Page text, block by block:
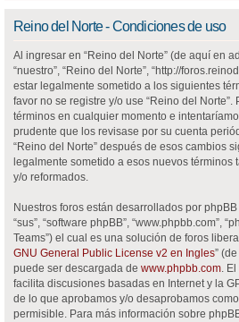
Reino del Norte - Condiciones de uso
Al ingresar en “Reino del Norte” (de aquí en
“nuestro”, “Reino del Norte”, “http://
estar legalmente sometido a los siguientes
favor no se registre y/o use “Reino del
términos en cualquier momento e
prudente que los revisase por su cuenta
“Reino del Norte” después de esos cambios
legalmente sometido a esos nuevos términos
y/o reformados.
Nuestros foros están desarrollados por
“sus”, “software phpBB”, “www.phpbb.com”,
Teams”) el cual es una solución de foros
GNU General Public License v2 en Ingles”
puede ser descargada de www.phpbb.com.
facilita discusiones basadas en Internet y la
de lo que aprobamos y/o desaprobamos
permisible. Para más información sobre